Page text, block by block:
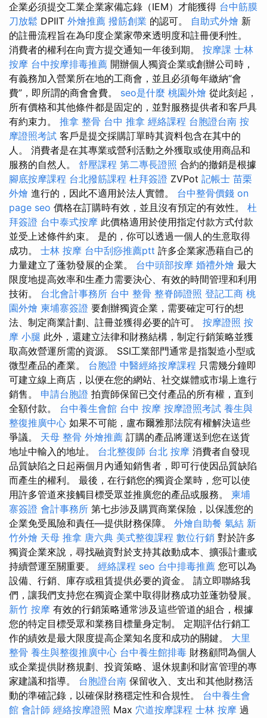
企業必須提交工業企業家備忘錄（IEM）才能獲得 台中筋膜
刀放鬆 DPIIT 外燴推薦 撥筋創業 的認可。 自助式外燴 新
的註冊流程旨在為印度企業家帶來透明度和註冊便利性。
消費者的權利在向賣方提交通知一年後到期。 按摩課 士林
按摩 台中按摩排毒推薦 開辦個人獨資企業或創辦公司時，
有義務加入營業所在地的工商會，並且必須每年繳納“會
費”，即所謂的商會會費。 seo是什麼 桃園外燴 從此刻起，
所有價格和其他條件都是固定的，並對服務提供者和客戶具
有約束力。 推拿 整骨 台中 推拿 經絡課程 台胞證台南 按
摩證照考試 客戶是提交採購訂單時其資料包含在其中的
人。 消費者是在其專業或營利活動之外獲取或使用商品和
服務的自然人。 舒壓課程 第二專長證照 合約的撤銷是根據
腳底按摩課程 台北撥筋課程 杜拜簽證 ZVPot 記帳士 苗栗
外燴 進行的，因此不適用於法人實體。 台中整骨價錢 on
page seo 價格在訂購時有效，並且沒有預定的有效性。 杜
拜簽證 台中泰式按摩 此價格適用於使用指定付款方式付款
並受上述條件約束。 是的，你可以透過一個人的生意取得
成功。 士林 按摩 台中刮痧推薦ptt 許多企業家憑藉自己的
力量建立了蓬勃發展的企業。 台中頭部按摩 婚禮外燴 最大
限度地提高效率和生產力需要決心、有效的時間管理和利用
技術。 台北會計事務所 台中 整骨 整脊師證照 登記工商 桃
園外燴 柬埔寨簽證 要創辦獨資企業，需要確定可行的想
法、制定商業計劃、註冊並獲得必要的許可。 按摩證照 按
摩 小腿 此外，還建立法律和財務結構，制定行銷策略並獲
取高效營運所需的資源。 SSI工業部門通常是指製造小型或
微型產品的產業。 台胞證 中醫經絡按摩課程 只需幾分鐘即
可建立線上商店，以便在您的網站、社交媒體或市場上進行
銷售。 申請台胞證 拍賣師保留已交付產品的所有權，直到
全額付款。 台中養生會館 台中 按摩 按摩證照考試 養生與
整復推廣中心 如果不可能，盧布爾雅那法院有權解決這些
爭議。 天母 整骨 外燴推薦 訂購的產品將運送到您在送貨
地址中輸入的地址。 台北整復師 台北 按摩 消費者自發現
品質缺陷之日起兩個月內通知銷售者，即可行使因品質缺陷
而產生的權利。 最後，在行銷您的獨資企業時，您可以使
用許多管道來接觸目標受眾並推廣您的產品或服務。 柬埔
寨簽證 會計事務所 第七步涉及購買商業保險，以保護您的
企業免受風險和責任—提供財務保障。 外燴自助餐 氣結 新
竹外燴 天母 推拿 唐六典 美式整復課程 數位行銷 對於許多
獨資企業來說，尋找融資對於支持其啟動成本、擴張計畫或
持續營運至關重要。 經絡課程 seo 台中排毒推薦 您可以為
設備、行銷、庫存或租賃提供必要的資金。 請立即聯絡我
們，讓我們支持您在獨資企業中取得財務成功並蓬勃發展。
新竹 按摩 有效的行銷策略通常涉及這些管道的組合，根據
您的特定目標受眾和業務目標量身定制。 定期評估行銷工
作的績效是最大限度提高企業知名度和成功的關鍵。 大里
整骨 養生與整復推廣中心 台中養生館排毒 財務顧問為個人
或企業提供財務規劃、投資策略、退休規劃和財富管理的專
家建議和指導。 台胞證台南 保留收入、支出和其他財務活
動的準確記錄，以確保財務穩定性和合規性。 台中養生會
館 會計師 經絡按摩證照 Max 穴道按摩課程 士林 按摩 過